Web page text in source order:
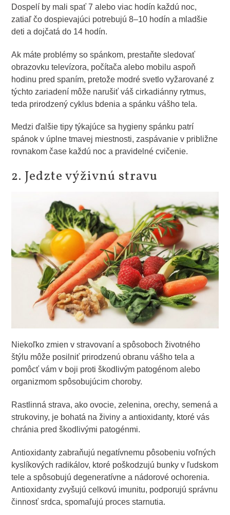
Dospelí by mali spať 7 alebo viac hodín každú noc,
zatiaľ čo dospievajúci potrebujú 8–10 hodín a mladšie
deti a dojčatá do 14 hodín.
Ak máte problémy so spánkom, prestaňte sledovať
obrazovku televízora, počítača alebo mobilu aspoň
hodinu pred spaním, pretože modré svetlo vyžarované z
týchto zariadení môže narušiť váš cirkadiánny rytmus,
teda prirodzený cyklus bdenia a spánku vášho tela.
Medzi ďalšie tipy týkajúce sa hygieny spánku patrí
spánok v úplne tmavej miestnosti, zaspávanie v približne
rovnakom čase každú noc a pravidelné cvičenie.
2. Jedzte výživnú stravu
Niekoľko zmien v stravovaní a spôsoboch životného
štýlu môže posilniť prirodzenú obranu vášho tela a
pomôcť vám v boji proti škodlivým patogénom alebo
organizmom spôsobujúcim choroby.
Rastlinná strava, ako ovocie, zelenina, orechy, semená a
strukoviny, je bohatá na živiny a antioxidanty, ktoré vás
chránia pred škodlivými patogénmi.
Antioxidanty zabraňujú negatívnemu pôsobeniu voľných
kyslíkových radikálov, ktoré poškodzujú bunky v ľudskom
tele a spôsobujú degeneratívne a nádorové ochorenia.
Antioxidanty zvyšujú celkovú imunitu, podporujú správnu
činnosť srdca, spomaľujú proces starnutia.